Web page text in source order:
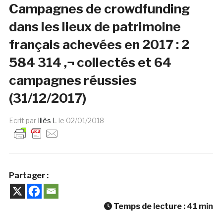
Campagnes de crowdfunding
dans les lieux de patrimoine
français achevées en 2017 : 2
584 314 ‚¬ collectés et 64
campagnes réussies
(31/12/2017)
Ecrit par Iliès L le 02/01/2018
Partager :
Temps de lecture : 41 min